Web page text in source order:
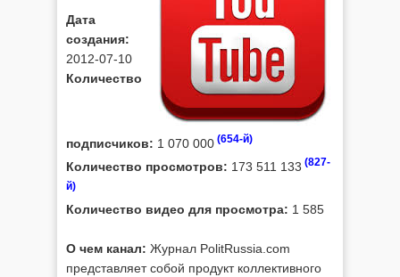
Дата
создания:
2012-07-10
Количество
подписчиков: 1 070 000 (654-й)
Количество просмотров: 173 511 133 (827-
й)
Количество видео для просмотра: 1 585
О чем канал: Журнал PolitRussia.com
представляет собой продукт коллективного